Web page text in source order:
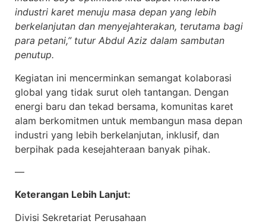
industri karet menuju masa depan yang lebih
berkelanjutan dan menyejahterakan, terutama bagi
para petani,” tutur Abdul Aziz dalam sambutan
penutup.
Kegiatan ini mencerminkan semangat kolaborasi
global yang tidak surut oleh tantangan. Dengan
energi baru dan tekad bersama, komunitas karet
alam berkomitmen untuk membangun masa depan
industri yang lebih berkelanjutan, inklusif, dan
berpihak pada kesejahteraan banyak pihak.
—
Keterangan Lebih Lanjut:
Divisi Sekretariat Perusahaan